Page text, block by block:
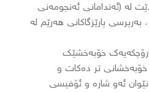
لە (ئەندامانی ئەنجومەنی
بەرپرسی پارێزگاکانی هەرێم لە
خۆبەخشێک
تر دەکات و
نێوان ئەو شارە و ئۆفیسی